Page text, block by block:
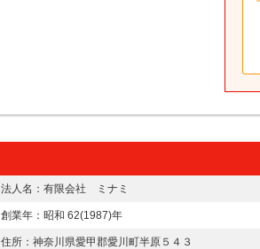
法人名：有限会社 ミナミ
創業年：昭和 62(1987)年
住所：神奈川県愛甲郡愛川町半原５４３